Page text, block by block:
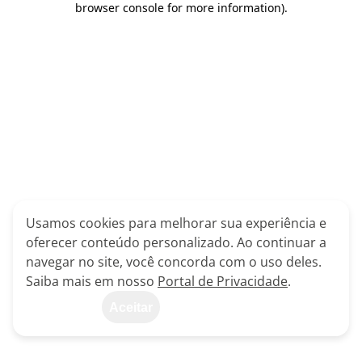
browser console for more information).
Usamos cookies para melhorar sua experiência e
oferecer conteúdo personalizado. Ao continuar a
navegar no site, você concorda com o uso deles.
Saiba mais em nosso Portal de Privacidade.